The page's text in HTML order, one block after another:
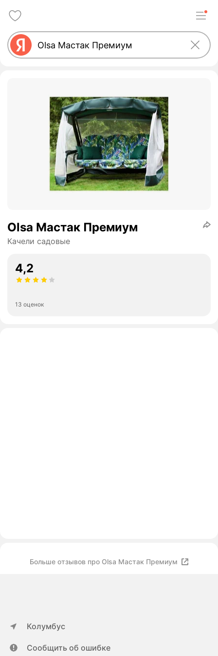
Olsa Мастак Премиум
Качели садовые
4,2
13 оценок
Больше отзывов про Olsa Мастак Премиум
Колумбус
Сообщить об ошибке